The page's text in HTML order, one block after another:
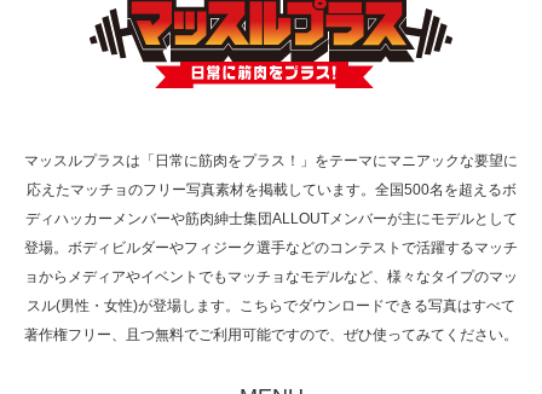
TOKYO FMラジオ番組「ONE MORNING」
で紹介さ…
た（6/8放送）
マッスルプラスは「日常に筋肉をプラス！」をテーマにマニアックな要望に
応えたマッチョのフリー写真素材を掲載しています。全国500名を超えるボ
ディハッカーメンバーや筋肉紳士集団ALLOUTメンバーが主にモデルとして
登場。ボディビルダーやフィジーク選手などのコンテストで活躍するマッチ
ョからメディアやイベントでもマッチョなモデルなど、様々なタイプのマッ
スル(男性・女性)が登場します。こちらでダウンロードできる写真はすべて
著作権フリー、且つ無料でご利用可能ですので、ぜひ使ってみてください。